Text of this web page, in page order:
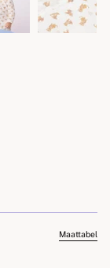
Maattabel